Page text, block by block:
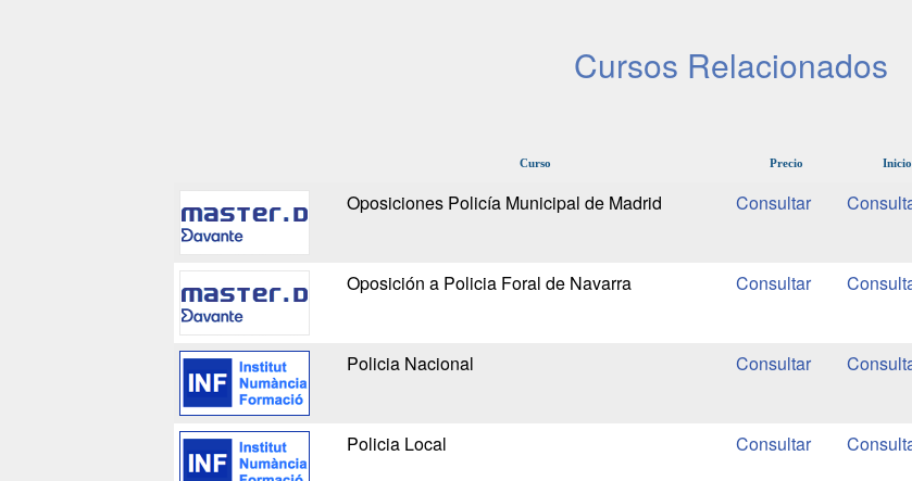
Cursos Relacionados
Curso Precio Inicio
Oposiciones Policía Municipal de Madrid
Oposición a Policia Foral de Navarra
Policia Nacional
Policia Local